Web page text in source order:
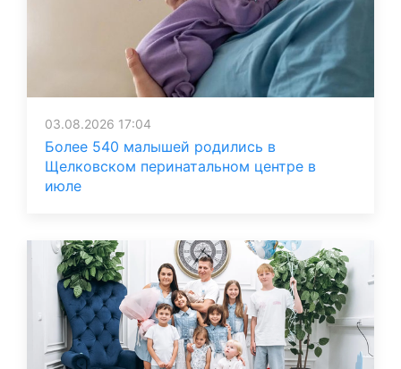
03.08.2026 17:04
Более 540 малышей родились в
Щелковском перинатальном центре в
июле